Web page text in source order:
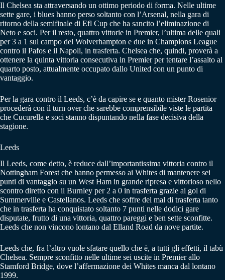
Il Chelsea sta attraversando un ottimo periodo di forma. Nelle ultime
sette gare, i blues hanno perso soltanto con l’Arsenal, nella gara di
ritorno della semifinale di Efl Cup che ha sancito l’eliminazione di
Neto e soci. Per il resto, quattro vittorie in Premier, l’ultima delle quali
per 3 a 1 sul campo del Wolverhampton e due in Champions League
contro il Pafos e il Napoli, in trasferta. Chelsea che, quindi, proverà a
ottenere la quinta vittoria consecutiva in Premier per tentare l’assalto al
quarto posto, attualmente occupato dallo United con un punto di
vantaggio.
Per la gara contro il Leeds, c’è da capire se e quanto mister Rosenior
procederà con il turn over che sarebbe comprensibile viste le partita
che Cucurella e soci stanno dispuntando nella fase decisiva della
stagione.
Leeds
Il Leeds, come detto, è reduce dall’importantissima vittoria contro il
Nottingham Forest che hanno permesso ai Whites di mantenere sei
punti di vantaggio su un West Ham in grande ripresa e vittorioso nello
scontro diretto con il Burnley per 2 a 0 in trasferta grazie ai gol di
Summerville e Castellanos. Leeds che soffre del mal di trasferta tanto
che in trasferta ha conquistato soltanto 7 punti nelle dodici gare
disputate, frutto di una vittoria, quattro pareggi e ben sette sconfitte.
Leeds che non vincono lontano dal Elland Road da nove partite.
Leeds che, fra l’altro vuole sfatare quello che è, a tutti gli effetti, il tabù
Chelsea. Sempre sconfitto nelle ultime sei uscite in Premier allo
Stamford Bridge, dove l’affermazione dei Whites manca dal lontano
1999.